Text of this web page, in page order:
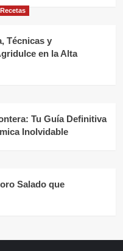
Recetas
Técnicas y
en la Alta
Tu Guía Definitiva
Inolvidable
Salado que